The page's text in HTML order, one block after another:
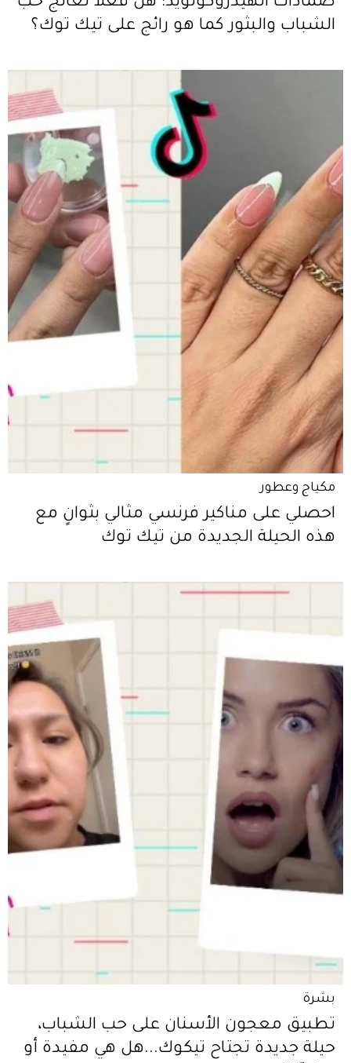
الشباب والبثور كما هو رائج على تيك توك؟
مكياج وعطور
احصلي على مناكير فرنسي مثالي بثوانٍ مع
هذه الحيلة الجديدة من تيك توك
بشرة
تطبيق معجون الأسنان على حب الشباب،
حيلة جديدة تجتاح تيكوك...هل هي مفيدة أو